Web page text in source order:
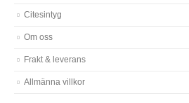
Citesintyg
Om oss
Frakt & leverans
Allmänna villkor